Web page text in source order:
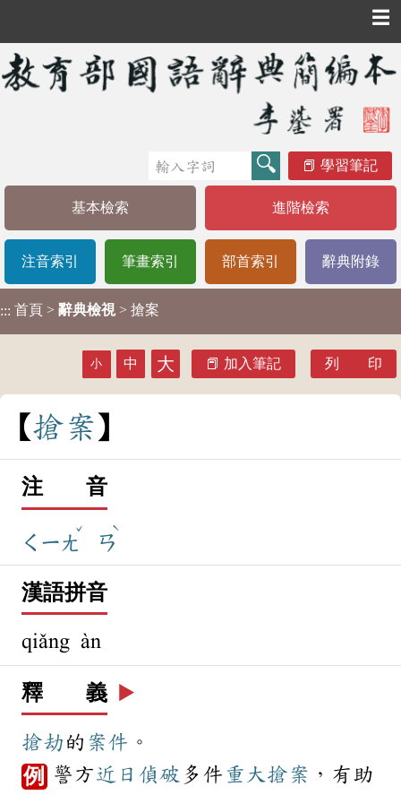
☰
學習筆記
基本檢索 進階檢索
注音索引 筆畫索引 部首索引 辭典附錄
::: 首頁 > 辭典檢視 > 搶案
小 中 大 加入筆記 列 印
搶案
注 音
ㄑㄧㄤ
ˇ
ㄢ
ˋ
漢語拼音
qiǎng àn
釋 義 ▶️
搶劫 的 案件 。
例 警方近日 偵破 多件 重大搶案 ，有助